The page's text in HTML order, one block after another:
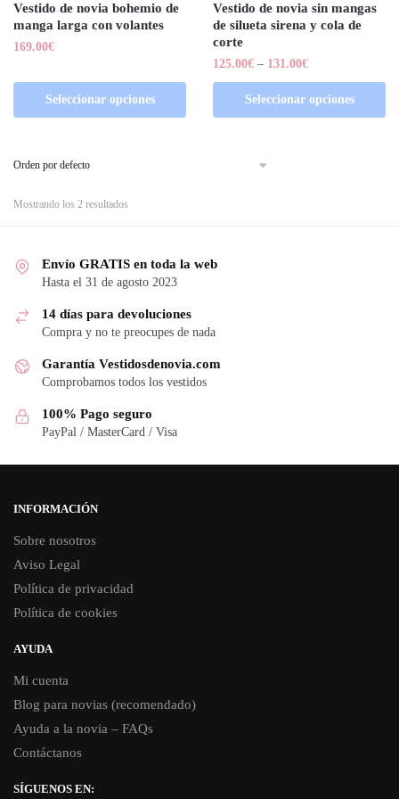
Vestido de novia bohemio de
manga larga con volantes
169.00€
Seleccionar opciones
Vestido de novia sin mangas
de silueta sirena y cola de
corte
125.00€ – 131.00€
Seleccionar opciones
Mostrando los 2 resultados
Envío GRATIS en toda la web
Hasta el 31 de agosto 2023
14 días para devoluciones
Compra y no te preocupes de nada
Garantía Vestidosdenovia.com
Comprobamos todos los vestidos
100% Pago seguro
PayPal / MasterCard / Visa
INFORMACIÓN
Sobre nosotros
Aviso Legal
Política de privacidad
Política de cookies
AYUDA
Mi cuenta
Blog para novias (recomendado)
Ayuda a la novia – FAQs
Contáctanos
SÍGUENOS EN: